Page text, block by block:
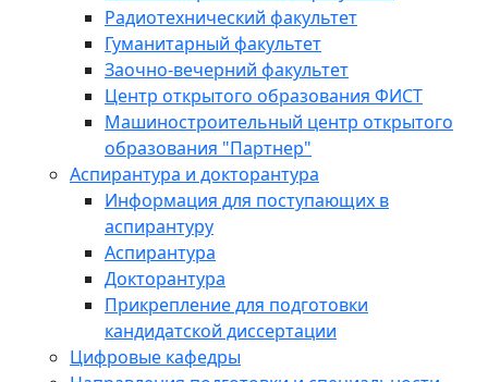
Радиотехнический факультет
Гуманитарный факультет
Заочно-вечерний факультет
Центр открытого образования ФИСТ
Машиностроительный центр открытого
образования "Партнер"
Аспирантура и докторантура
Информация для поступающих в
аспирантуру
Аспирантура
Докторантура
Прикрепление для подготовки
кандидатской диссертации
Цифровые кафедры